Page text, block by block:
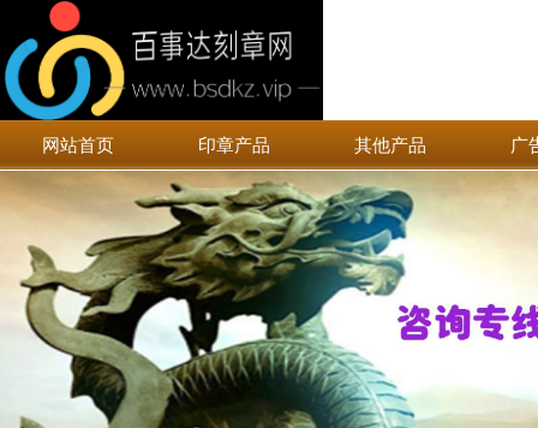
网站首页 印章产品 其他产品 广